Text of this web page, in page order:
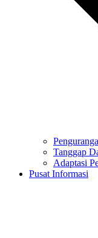
Tanggap
Adaptasi
Pusat Informasi